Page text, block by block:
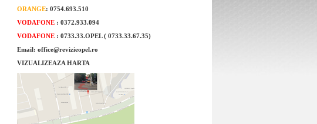
Set covorase cauciuc pentru Mazda
Demio spate
ORANGE: 0754.693.510
VODAFONE : 0372.933.094
VODAFONE : 0733.33.OPEL ( 0733.33.67.35)
Email: office@revizieopel.ro
VIZUALIZEAZA HARTA